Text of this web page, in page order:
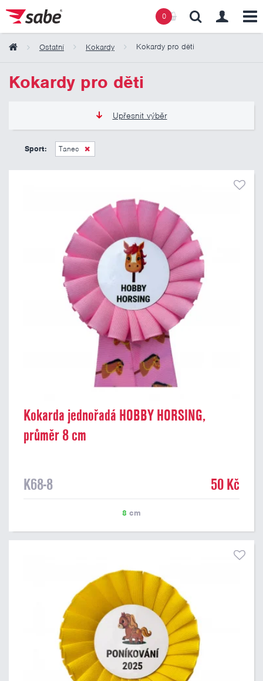
0
Ostatní Kokardy Kokardy pro děti
Kokardy pro děti
Upřesnit výběr
50 Kč
Sport: Tanec
Kokarda jednořadá HOBBY HORSING,
průměr 8 cm
K68-8 50 Kč
8 cm
Obsah košíku